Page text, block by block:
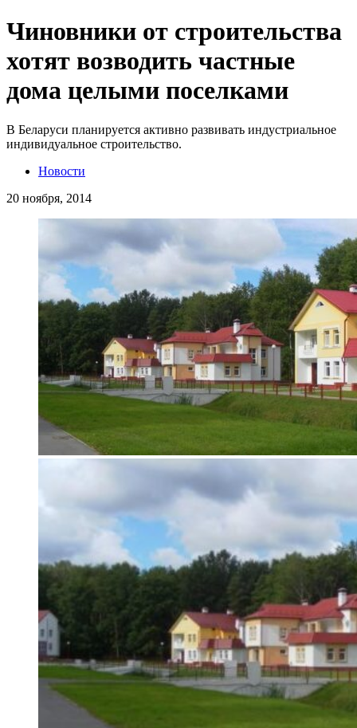
Чиновники от строительства
хотят возводить частные
дома целыми поселками
В Беларуси планируется активно развивать индустриальное
индивидуальное строительство.
Новости
20 ноября, 2014